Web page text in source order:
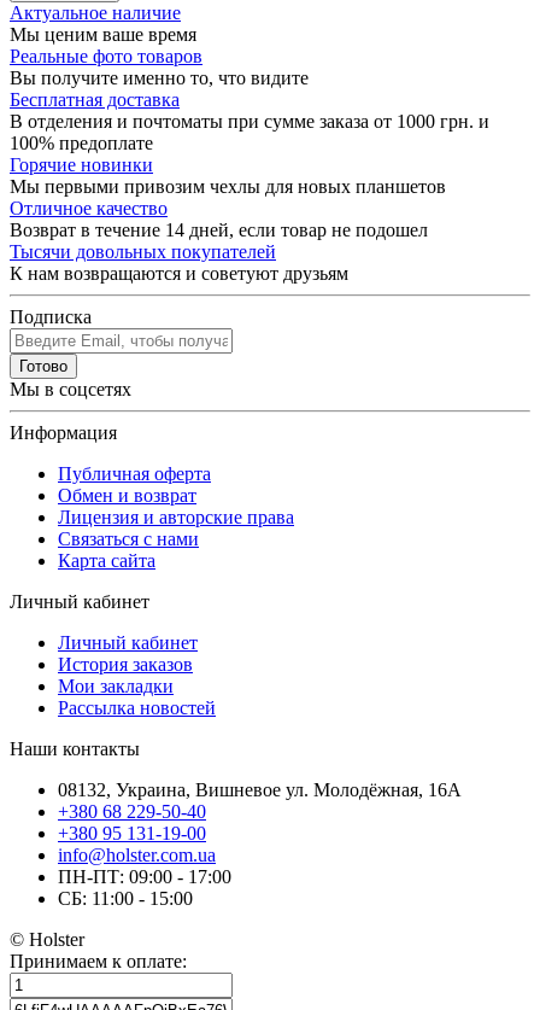
Актуальное наличие
Мы ценим ваше время
Реальные фото товаров
Вы получите именно то, что видите
Бесплатная доставка
В отделения и почтоматы при сумме заказа от 1000 грн. и
100% предоплате
Горячие новинки
Мы первыми привозим чехлы для новых планшетов
Отличное качество
Возврат в течение 14 дней, если товар не подошел
Тысячи довольных покупателей
К нам возвращаются и советуют друзьям
Подписка
Готово
Мы в соцсетях
Информация
Публичная оферта
Обмен и возврат
Лицензия и авторские права
Связаться с нами
Карта сайта
Личный кабинет
Личный кабинет
История заказов
Мои закладки
Рассылка новостей
Наши контакты
08132, Украина, Вишневое ул. Молодёжная, 16А
+380 68 229-50-40
+380 95 131-19-00
info@holster.com.ua
ПН-ПТ: 09:00 - 17:00
СБ: 11:00 - 15:00
© Holster
Принимаем к оплате: